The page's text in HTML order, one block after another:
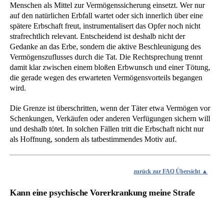
Menschen als Mittel zur Vermögenssicherung einsetzt. Wer nur
auf den natürlichen Erbfall wartet oder sich innerlich über eine
spätere Erbschaft freut, instrumentalisert das Opfer noch nicht
strafrechtlich relevant. Entscheidend ist deshalb nicht der
Gedanke an das Erbe, sondern die aktive Beschleunigung des
Vermögenszuflusses durch die Tat. Die Rechtsprechung trennt
damit klar zwischen einem bloßen Erbwunsch und einer Tötung,
die gerade wegen des erwarteten Vermögensvorteils begangen
wird.
Die Grenze ist überschritten, wenn der Täter etwa Vermögen vor
Schenkungen, Verkäufen oder anderen Verfügungen sichern will
und deshalb tötet. In solchen Fällen tritt die Erbschaft nicht nur
als Hoffnung, sondern als tatbestimmendes Motiv auf.
zurück zur FAQ Übersicht
Kann eine psychische Vorerkrankung meine Strafe